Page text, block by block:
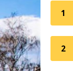
1
2